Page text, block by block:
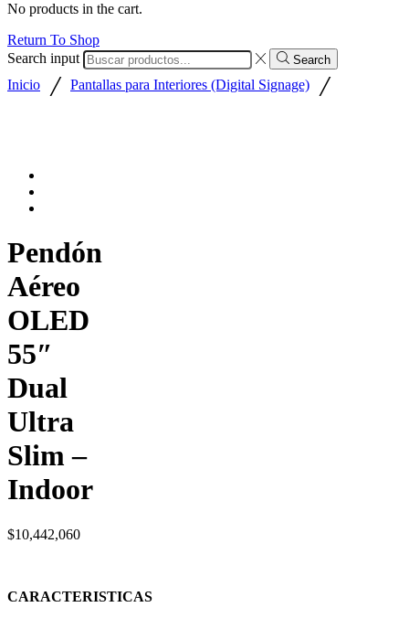
No products in the cart.
Return To Shop
Search input
Search
Inicio / Pantallas para Interiores (Digital Signage) /
Pendón
Aéreo
OLED
55″
Dual
Ultra
Slim –
Indoor
$10,442,060
CARACTERISTICAS